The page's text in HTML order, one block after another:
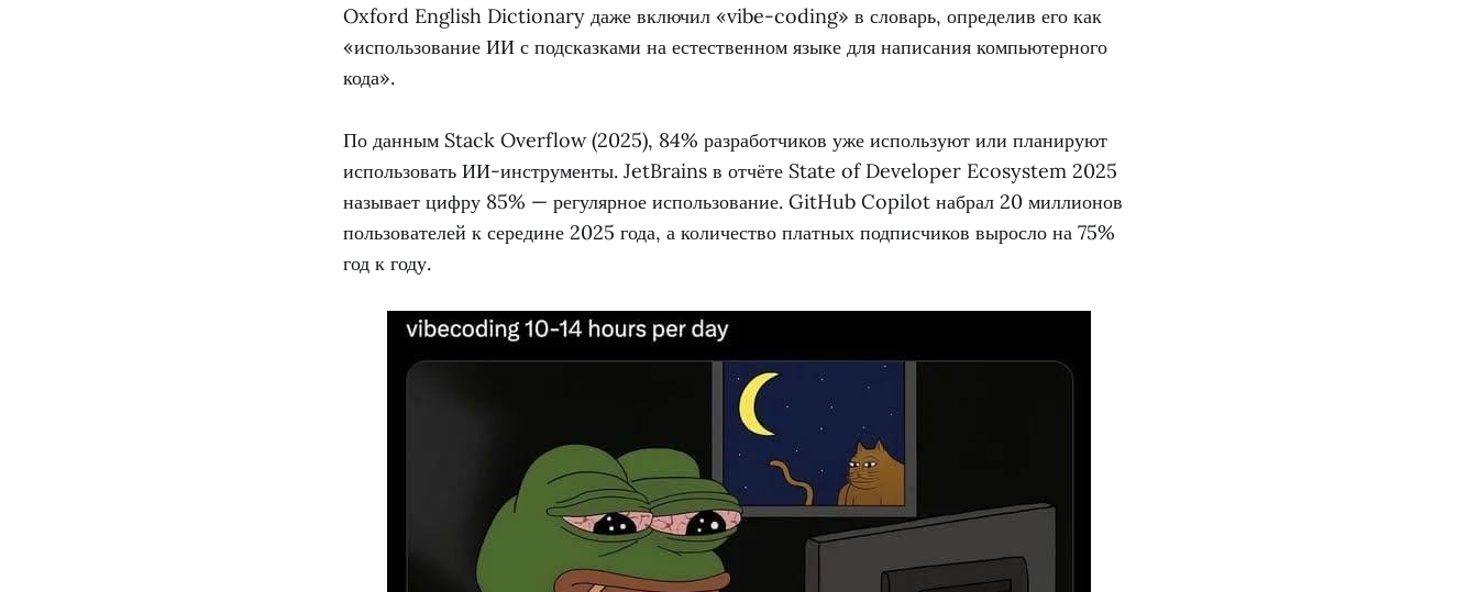
Oxford English Dictionary даже включил «vibe-coding» в словарь, определив его как
«использование ИИ с подсказками на естественном языке для написания компьютерного
кода».
По данным Stack Overflow (2025), 84% разработчиков уже используют или планируют
использовать ИИ-инструменты. JetBrains в отчёте State of Developer Ecosystem 2025
называет цифру 85% — регулярное использование. GitHub Copilot набрал 20 миллионов
пользователей к середине 2025 года, а количество платных подписчиков выросло на 75%
год к году.